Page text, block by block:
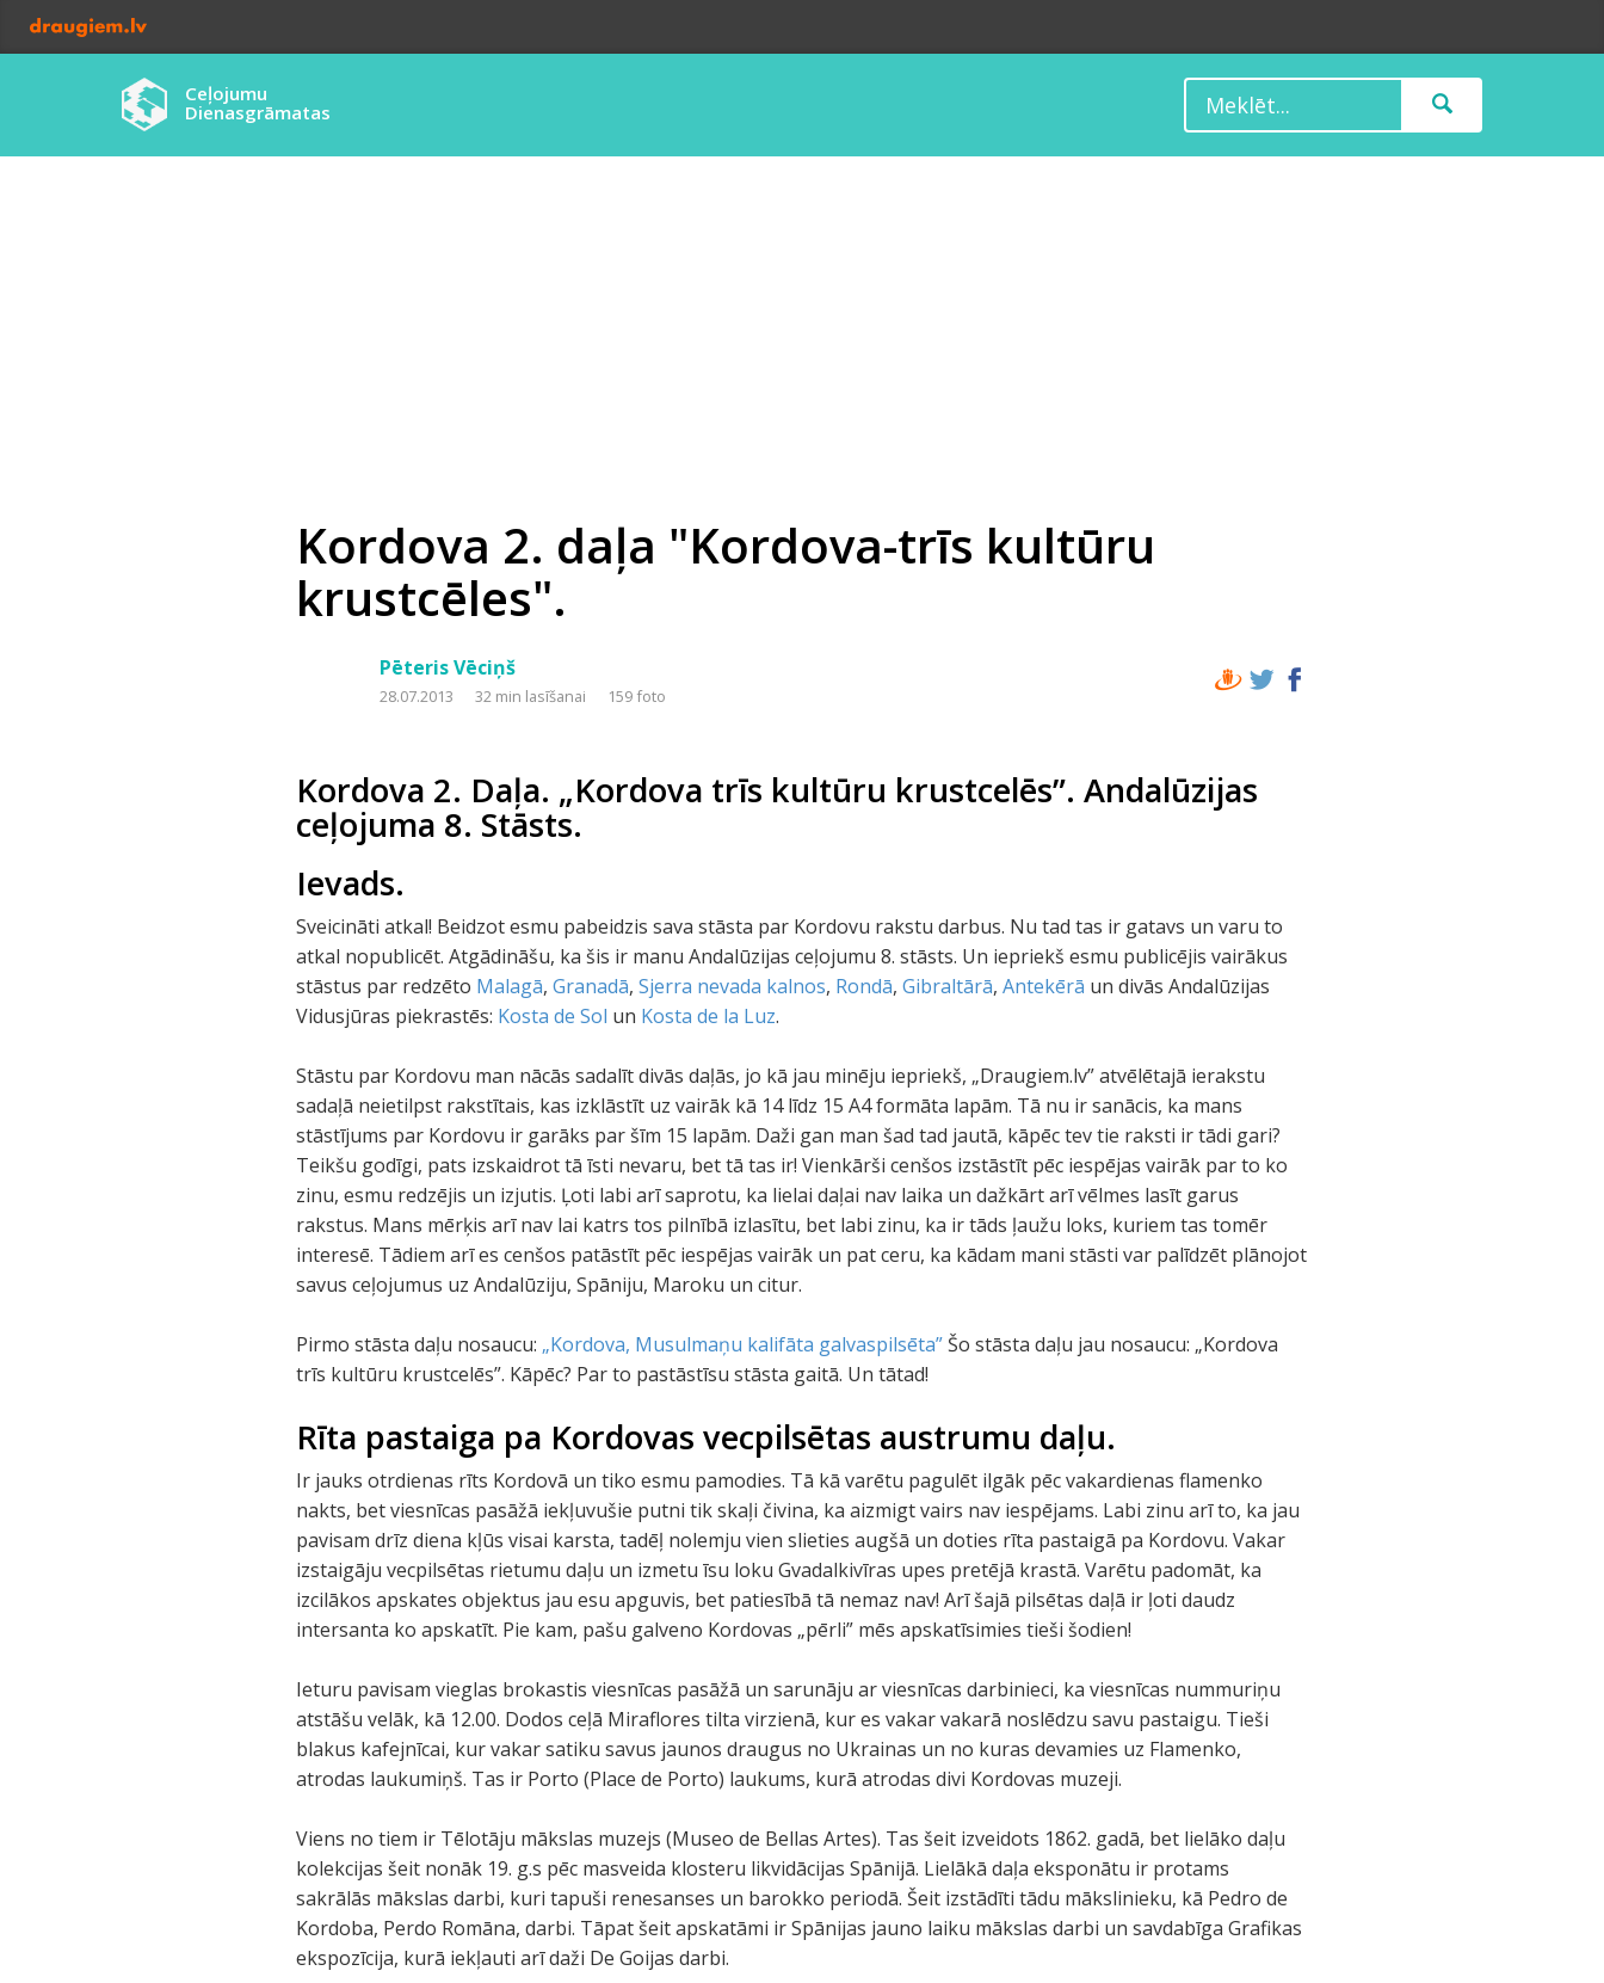
Ceļojumu
Dienasgrāmatas
Kordova 2. daļa "Kordova-trīs kultūru
krustcēles".
Pēteris Vēciņš
28.07.2013 32 min lasīšanai 159 foto
Kordova 2. Daļa. „Kordova trīs kultūru krustcelēs”. Andalūzijas
ceļojuma 8. Stāsts.
Ievads.
Sveicināti atkal! Beidzot esmu pabeidzis sava stāsta par Kordovu rakstu darbus. Nu tad tas ir gatavs un varu to
atkal nopublicēt. Atgādināšu, ka šis ir manu Andalūzijas ceļojumu 8. stāsts. Un iepriekš esmu publicējis vairākus
stāstus par redzēto Malagā,Granadā,Sjerra nevada kalnos, Rondā,Gibraltārā,Antekērā un divās Andalūzijas
Vidusjūras piekrastēs: Kosta de Sol un Kosta de la Luz.
Stāstu par Kordovu man nācās sadalīt divās daļās, jo kā jau minēju iepriekš, „Draugiem.lv” atvēlētajā ierakstu
sadaļā neietilpst rakstītais, kas izklāstīt uz vairāk kā 14 līdz 15 A4 formāta lapām. Tā nu ir sanācis, ka mans
stāstījums par Kordovu ir garāks par šīm 15 lapām. Daži gan man šad tad jautā, kāpēc tev tie raksti ir tādi gari?
Teikšu godīgi, pats izskaidrot tā īsti nevaru, bet tā tas ir! Vienkārši cenšos izstāstīt pēc iespējas vairāk par to ko
zinu, esmu redzējis un izjutis. Ļoti labi arī saprotu, ka lielai daļai nav laika un dažkārt arī vēlmes lasīt garus
rakstus. Mans mērķis arī nav lai katrs tos pilnībā izlasītu, bet labi zinu, ka ir tāds ļaužu loks, kuriem tas tomēr
interesē. Tādiem arī es cenšos patāstīt pēc iespējas vairāk un pat ceru, ka kādam mani stāsti var palīdzēt plānojot
savus ceļojumus uz Andalūziju, Spāniju, Maroku un citur.
Pirmo stāsta daļu nosaucu: „Kordova, Musulmaņu kalifāta galvaspilsēta” Šo stāsta daļu jau nosaucu: „Kordova
trīs kultūru krustcelēs”. Kāpēc? Par to pastāstīsu stāsta gaitā. Un tātad!
Rīta pastaiga pa Kordovas vecpilsētas austrumu daļu.
Ir jauks otrdienas rīts Kordovā un tiko esmu pamodies. Tā kā varētu pagulēt ilgāk pēc vakardienas flamenko
nakts, bet viesnīcas pasāžā iekļuvušie putni tik skaļi čivina, ka aizmigt vairs nav iespējams. Labi zinu arī to, ka jau
pavisam drīz diena kļūs visai karsta, tadēļ nolemju vien slieties augšā un doties rīta pastaigā pa Kordovu. Vakar
izstaigāju vecpilsētas rietumu daļu un izmetu īsu loku Gvadalkivīras upes pretējā krastā. Varētu padomāt, ka
izcilākos apskates objektus jau esu apguvis, bet patiesībā tā nemaz nav! Arī šajā pilsētas daļā ir ļoti daudz
intersanta ko apskatīt. Pie kam, pašu galveno Kordovas „pērli” mēs apskatīsimies tieši šodien!
Ieturu pavisam vieglas brokastis viesnīcas pasāžā un sarunāju ar viesnīcas darbinieci, ka viesnīcas nummuriņu
atstāšu velāk, kā 12.00. Dodos ceļā Miraflores tilta virzienā, kur es vakar vakarā noslēdzu savu pastaigu. Tieši
blakus kafejnīcai, kur vakar satiku savus jaunos draugus no Ukrainas un no kuras devamies uz Flamenko,
atrodas laukumiņš. Tas ir Porto (Place de Porto) laukums, kurā atrodas divi Kordovas muzeji.
Viens no tiem ir Tēlotāju mākslas muzejs (Museo de Bellas Artes). Tas šeit izveidots 1862. gadā, bet lielāko daļu
kolekcijas šeit nonāk 19. g.s pēc masveida klosteru likvidācijas Spānijā. Lielākā daļa eksponātu ir protams
sakrālās mākslas darbi, kuri tapuši renesanses un barokko periodā. Šeit izstādīti tādu mākslinieku, kā Pedro de
Kordoba, Perdo Romāna, darbi. Tāpat šeit apskatāmi ir Spānijas jauno laiku mākslas darbi un savdabīga Grafikas
ekspozīcija, kurā iekļauti arī daži De Goijas darbi.